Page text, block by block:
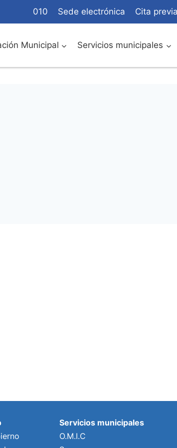
010 Sede electrónica Cita previa
Municipal Servicios municipales
Servicios municipales
O.M.I.C